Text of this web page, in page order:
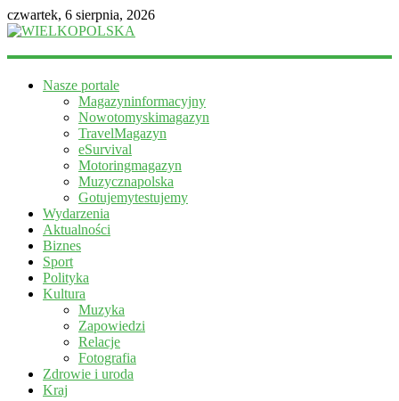
czwartek, 6 sierpnia, 2026
WIELKOPOLSKA
informacyjny
Nasze portale
Magazyninformacyjny
Nowotomyskimagazyn
TravelMagazyn
eSurvival
Motoringmagazyn
Muzycznapolska
Gotujemytestujemy
Wydarzenia
Aktualności
Biznes
Sport
Polityka
Kultura
Muzyka
Zapowiedzi
Relacje
Fotografia
Zdrowie i uroda
Kraj